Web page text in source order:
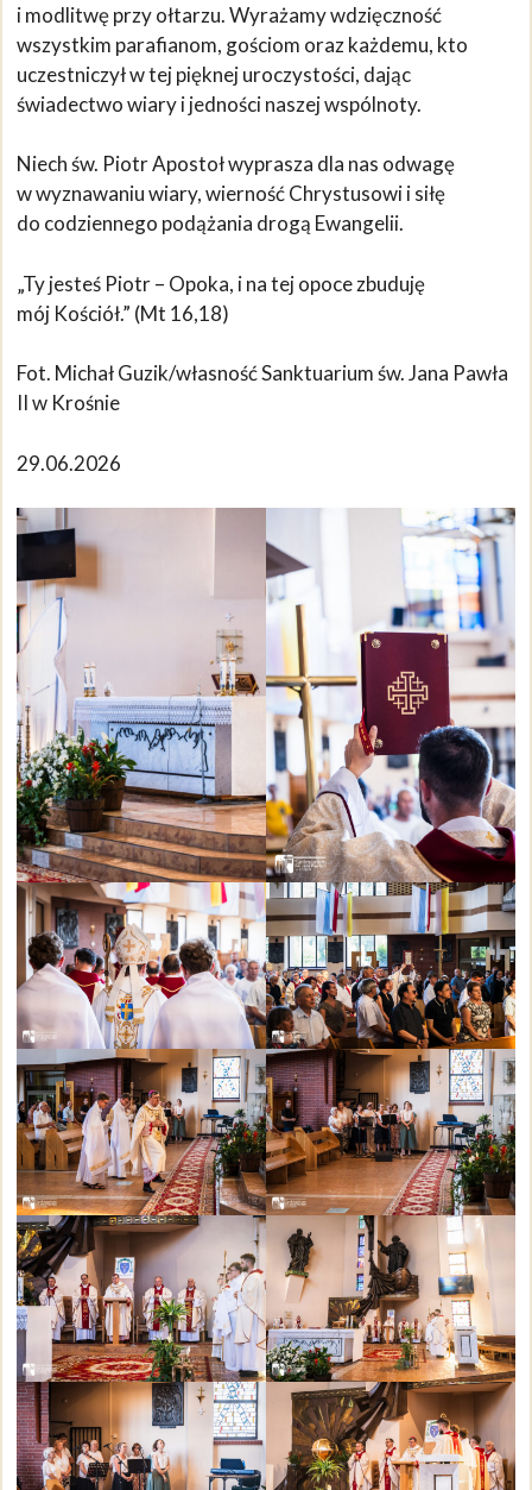
i modlitwę przy ołtarzu. Wyrażamy wdzięczność
wszystkim parafianom, gościom oraz każdemu, kto
uczestniczył w tej pięknej uroczystości, dając
świadectwo wiary i jedności naszej wspólnoty.
Niech św. Piotr Apostoł wyprasza dla nas odwagę
w wyznawaniu wiary, wierność Chrystusowi i siłę
do codziennego podążania drogą Ewangelii.
„Ty jesteś Piotr – Opoka, i na tej opoce zbuduję
mój Kościół.” (Mt 16,18)
Fot. Michał Guzik/własność Sanktuarium św. Jana Pawła
II w Krośnie
29.06.2026